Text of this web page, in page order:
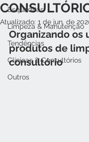
Esquadrias
Limpeza & Manutenção
Tendências
Clínicas & Consultórios
Outros
Atualizado: 1 de jun. de
Organizando os
produtos de
consultório